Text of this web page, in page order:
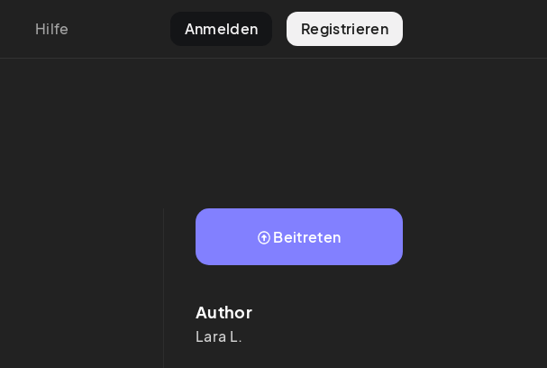
Hilfe Anmelden Registrieren
Beitreten
Author
Lara L.